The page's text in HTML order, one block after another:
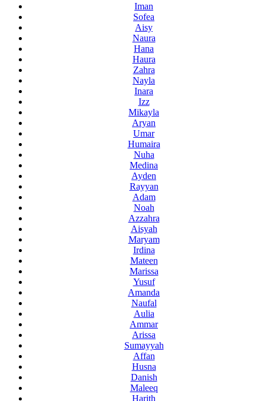
Iman
Sofea
Aisy
Naura
Hana
Haura
Zahra
Nayla
Inara
Izz
Mikayla
Aryan
Umar
Humaira
Nuha
Medina
Ayden
Rayyan
Adam
Noah
Azzahra
Aisyah
Maryam
Irdina
Mateen
Marissa
Yusuf
Amanda
Naufal
Aulia
Ammar
Arissa
Sumayyah
Affan
Husna
Danish
Maleeq
Harith